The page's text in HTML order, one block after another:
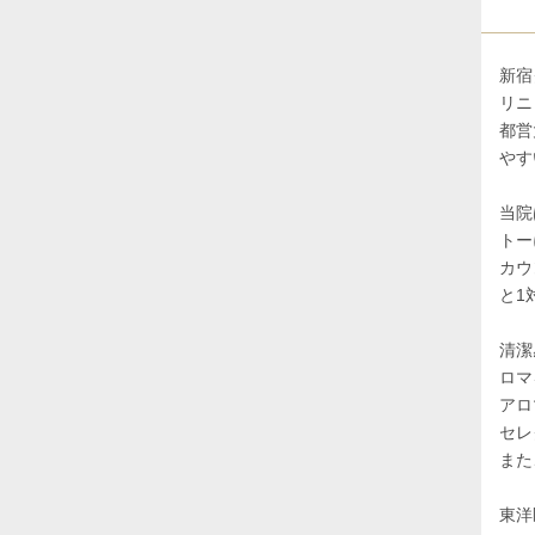
新
リ
都
や
当
ト
カ
と1
清
ロ
ア
セ
ま
東